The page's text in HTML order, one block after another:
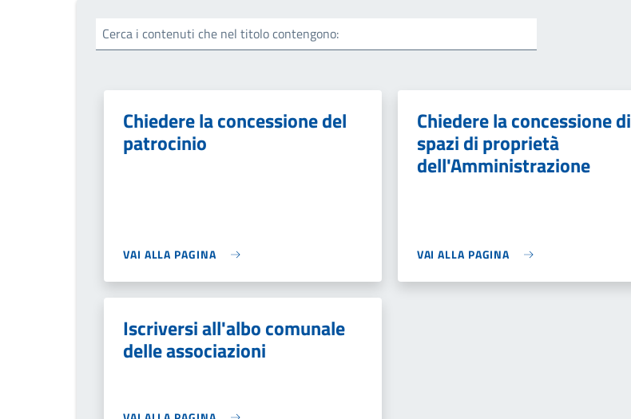
Cerca i contenuti che nel titolo contengono:
Chiedere la concessione del
patrocinio
VAI ALLA PAGINA
Chiedere la concessione di
spazi di proprietà
dell'Amministrazione
VAI ALLA PAGINA
Iscriversi all'albo comunale
delle associazioni